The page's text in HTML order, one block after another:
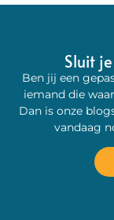
Sluit
Ben jij een
iemand die
Dan is onze
vandaag